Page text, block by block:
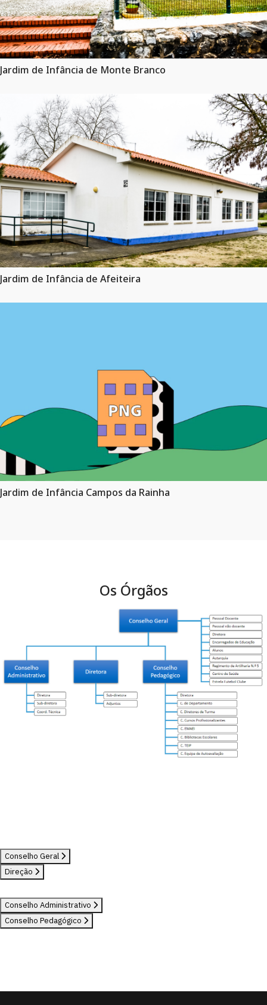
Jardim de Infância de Monte Branco
Jardim de Infância de Afeiteira
Jardim de Infância Campos da Rainha
Os Órgãos
Conselho Geral
Direção
Conselho Administrativo
Conselho Pedagógico